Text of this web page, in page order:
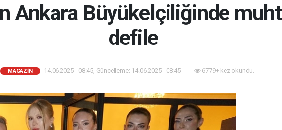
Ankara Büyükelçiliğinde
defile
MAGAZİN 14.06.2025 - 08:45, Güncelleme: 14.06.2025 - 08:45 6779+ kez okundu.